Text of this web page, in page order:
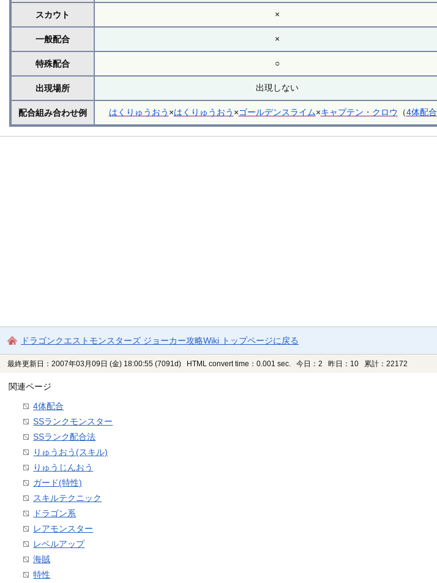
スカウト ×
一般配合 ×
特殊配合 ○
出現場所 出現しない
配合組み合わせ例 はくりゅうおう ×はくりゅうおう ×ゴールデンスライム×キャプテン・クロウ （4体配合
ドラゴンクエストモンスターズ ジョーカー攻略Wiki トップページに戻る
最終更新日：2007年03月09日 (金) 18:00:55 (7091d) HTML convert time：0.001 sec. 今日：2 昨日：10 累計：22172
関連ページ
4体配合
SSランクモンスター
SSランク配合法
りゅうおう(スキル)
りゅうじんおう
ガード(特性)
スキルテクニック
ドラゴン系
レアモンスター
レベルアップ
海賊
特性